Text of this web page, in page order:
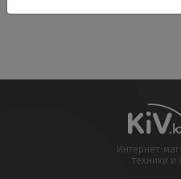
Интернет-
техники и